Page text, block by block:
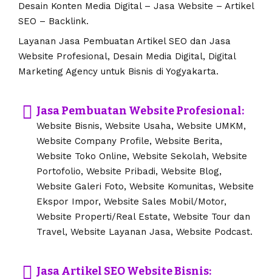
Desain Konten Media Digital – Jasa Website – Artikel
SEO – Backlink.
Layanan Jasa Pembuatan Artikel SEO dan Jasa
Website Profesional, Desain Media Digital, Digital
Marketing Agency untuk Bisnis di Yogyakarta.
Jasa Pembuatan Website Profesional:
Website Bisnis, Website Usaha, Website UMKM,
Website Company Profile, Website Berita,
Website Toko Online, Website Sekolah, Website
Portofolio, Website Pribadi, Website Blog,
Website Galeri Foto, Website Komunitas, Website
Ekspor Impor, Website Sales Mobil/Motor,
Website Properti/Real Estate, Website Tour dan
Travel, Website Layanan Jasa, Website Podcast.
Jasa Artikel SEO Website Bisnis: